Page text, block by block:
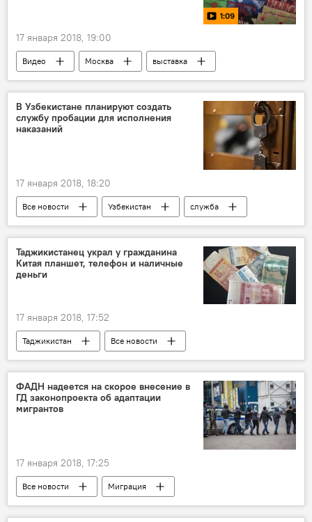
1:09
17 января 2018, 19:00
Видео Москва
выставка
ярмарка
Культура
В Узбекистане планируют создать
службу пробации для исполнения
наказаний
17 января 2018, 18:20
Все новости Узбекистан
служба
Центральная Азия
Таджикистанец украл у гражданина
Китая планшет, телефон и наличные
деньги
17 января 2018, 17:52
Таджикистан Все новости
ФАДН надеется на скорое внесение в
ГД законопроекта об адаптации
мигрантов
17 января 2018, 17:25
Все новости
Миграция
Новости мигрантов из Центральной Азии в России